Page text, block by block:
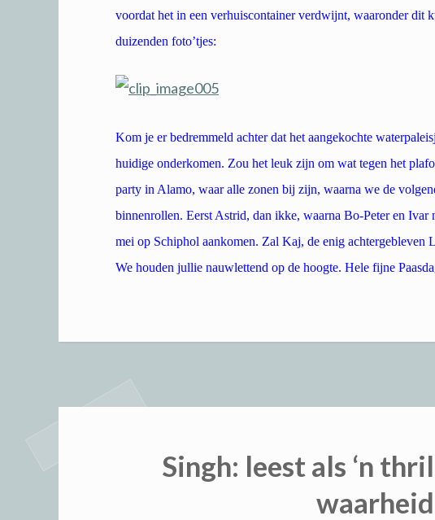
voordat het in een verhuiscontainer verdwijnt, waaronder dit
duizenden foto’tjes:
Kom je er bedremmeld achter dat het aangekochte
huidige onderkomen. Zou het leuk zijn om wat tegen het
party in Alamo, waar alle zonen bij zijn, waarna we de
binnenrollen. Eerst Astrid, dan ikke, waarna Bo-Peter en Ivar
mei op Schiphol aankomen. Zal Kaj, de enig achtergebleven
We houden jullie nauwlettend op de hoogte. Hele fijne
Singh: leest als ‘n